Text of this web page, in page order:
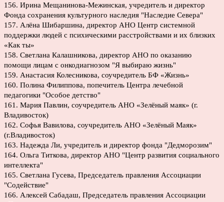
156. Ирина Мещанинова-Межинская, учредитель и директор
Фонда сохранения культурного наследия "Наследие Севера"
157. Алёна Шибаршина, директор АНО Центр системной
поддержки людей с психическими расстройствами и их близких
«Как ты»
158. Светлана Калашникова, директор АНО по оказанию
помощи лицам с онкодиагнозом "Я выбираю жизнь"
159. Анастасия Колесникова, соучредитель БФ «Жизнь»
160. Полина Филиппова, попечитель Центра лечебной
педагогики "Особое детство"
161. Мария Павлин, соучредитель АНО «Зелёный маяк» (г.
Владивосток)
162. Софья Вавилова, соучредитель АНО «Зелёный Маяк»
(г.Владивосток)
163. Надежда Ли, учредитель и директор фонда "Дедморозим"
164. Ольга Титкова, директор АНО "Центр развития социального
интеллекта"
165. Светлана Гусева, Председатель правления Ассоциации
"Содействие"
166. Алексей Сабадаш, Председатель правления Ассоциации